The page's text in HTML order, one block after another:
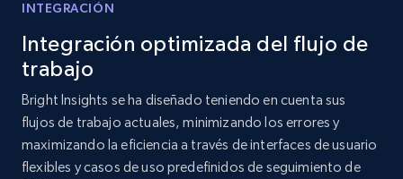
1.6K+
Target
URL, Product id, Title, Product description,
Rating, Reviews count, Initial price, Discount,
and more.
INTEGRACIÓN
Integración optimizada del flujo de
trabajo
Bright Insights se ha diseñado teniendo en cuenta sus
flujos de trabajo actuales, minimizando los errores y
maximizando la eficiencia a través de interfaces de usuario
flexibles y casos de uso predefinidos de seguimiento de